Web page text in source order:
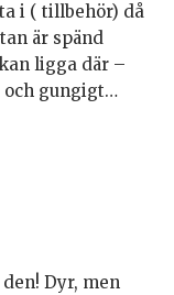
i ( tillbehör) då
är spänd
ligga där –
gungigt…
Dyr, men